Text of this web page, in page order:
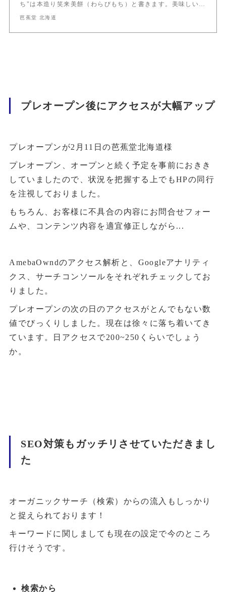
ち"は本造り笑来美餅（わらびもち）と書きます。美味しい…
芭蕉堂 北海道
プレオープン後にアクセスが大幅アップ
プレオープンが2月11日の芭蕉堂北海道様
プレオープン、オープンと続く予定を事前におきき
していましたので、状況を把握する上でもHPの同行
を注視しておりました。
もちろん、お客様に不具合の内容にお問合せフォー
ムや、コンテンツ内容を適宜修正しながら...
AmebaOwndのアクセス解析と、Googleアナリティ
クス、サーチコンソールをそれぞれチェックしてお
りました。
プレオープンの次の日のアクセスがとんでもない数
値でびっくりしました。現在は徐々に落ち着いてき
ています。日アクセスで200~250くらいでしょう
か。
SEO対策もガッチリさせていただきまし
た
オーガニックサーチ（検索）からの流入もしっかり
と捉えられております！
キーワードに関しましても現在の設定で今のところ
行けそうです。
検索から